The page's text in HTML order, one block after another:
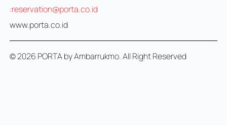
:reservation@porta.co.id
www.porta.co.id
© 2026 PORTA by Ambarrukmo. All Right Reserved